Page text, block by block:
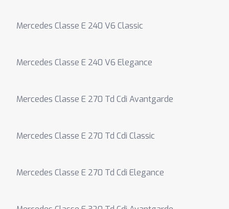
Mercedes Classe E 240 V6 Classic
Mercedes Classe E 240 V6 Elegance
Mercedes Classe E 270 Td Cdi Avantgarde
Mercedes Classe E 270 Td Cdi Classic
Mercedes Classe E 270 Td Cdi Elegance